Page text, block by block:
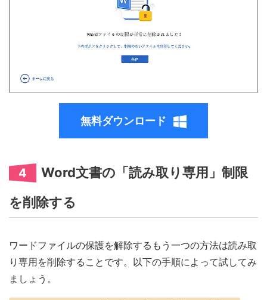
無料ダウンロード
4
Word文書の「読み取り専用」制限
を削除する
ワードファイルの保護を解除するもう一つの方法は読み取
り専用を削除することです。以下の手順によって試してみ
ましょう。